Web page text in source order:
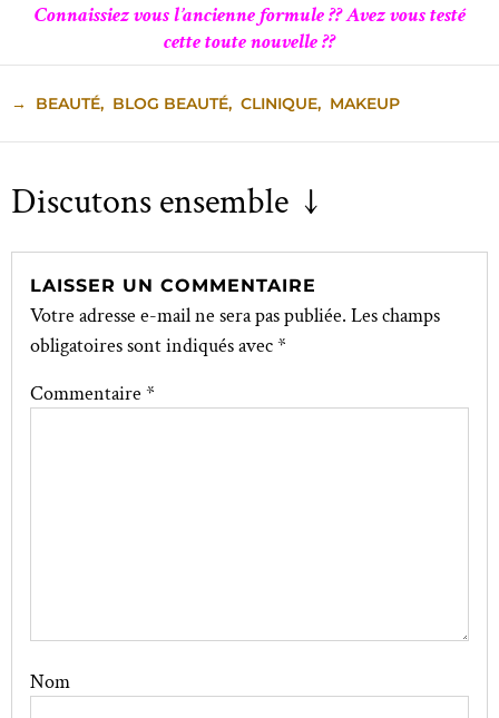
Connaissiez vous l’ancienne formule ?? Avez vous testé
cette toute nouvelle ??
→ BEAUTÉ, BLOG BEAUTÉ, CLINIQUE, MAKEUP
Discutons ensemble ↓
LAISSER UN COMMENTAIRE
Votre adresse e-mail ne sera pas publiée. Les champs
obligatoires sont indiqués avec*
Commentaire *
Nom